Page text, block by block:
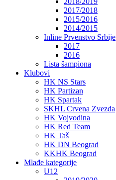
2017/2018
2015/2016
2014/2015
Inline Prvenstvo Srbije
2017
2016
Lista šampiona
Klubovi
HK NS Stars
HK Partizan
HK Spartak
SKHL Crvena Zvezda
HK Vojvodina
HK Red Team
HK Taš
HK DN Beograd
KKHK Beograd
Mlađe kategorije
U12